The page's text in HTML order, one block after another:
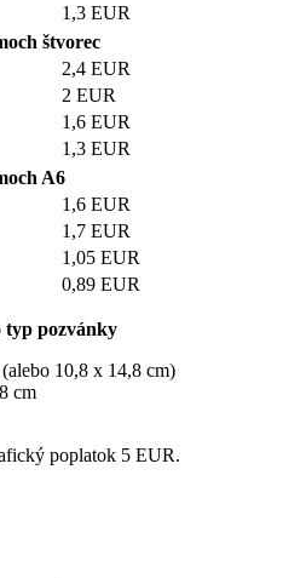
1,3 EUR
štvorec
2,4 EUR
2 EUR
1,6 EUR
1,3 EUR
A6
1,6 EUR
1,7 EUR
1,05 EUR
0,89 EUR
typ pozvánky
10,8 x 14,8 cm)
cm
poplatok 5 EUR.